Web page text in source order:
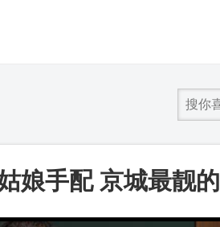
娘手配 京城最靓的